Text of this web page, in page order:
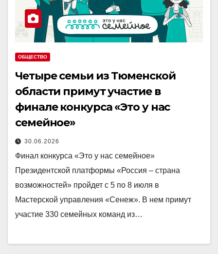
ОБЩЕСТВО
Четыре семьи из Тюменской
области примут участие в
финале конкурса «Это у нас
семейное»
30.06.2026
Финал конкурса «Это у нас семейное»
Президентской платформы «Россия – страна
возможностей» пройдет с 5 по 8 июля в
Мастерской управления «Сенеж». В нем примут
участие 330 семейных команд из…